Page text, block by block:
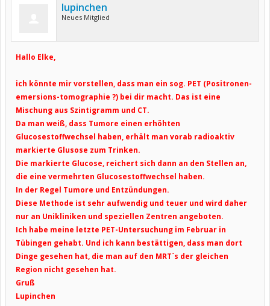
lupinchen
Neues Mitglied
Hallo Elke,
ich könnte mir vorstellen, dass man ein sog. PET (Positronen-
emersions-tomographie ?) bei dir macht. Das ist eine
Mischung aus Szintigramm und CT.
Da man weiß, dass Tumore einen erhöhten
Glucosestoffwechsel haben, erhält man vorab radioaktiv
markierte Glusose zum Trinken.
Die markierte Glucose, reichert sich dann an den Stellen an,
die eine vermehrten Glucosestoffwechsel haben.
In der Regel Tumore und Entzündungen.
Diese Methode ist sehr aufwendig und teuer und wird daher
nur an Unikliniken und speziellen Zentren angeboten.
Ich habe meine letzte PET-Untersuchung im Februar in
Tübingen gehabt. Und ich kann bestättigen, dass man dort
Dinge gesehen hat, die man auf den MRT`s der gleichen
Region nicht gesehen hat.
Gruß
Lupinchen